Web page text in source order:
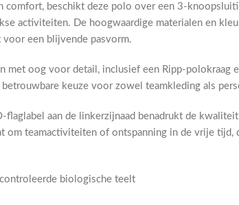
beschikt deze polo over een 3-
activiteiten. De hoogwaardige materialen en
een blijvende pasvorm.
met oog voor detail, inclusief een Ripp-
keuze voor zowel teamkleding als
flaglabel aan de linkerzijnaad benadrukt de
om teamactiviteiten of ontspanning in de vrije
biologische teelt